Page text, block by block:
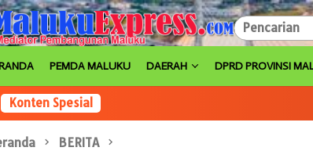
PEMDA MALUKU DAERAH DPRD PROVINSI
Konten Spesial
BERITA